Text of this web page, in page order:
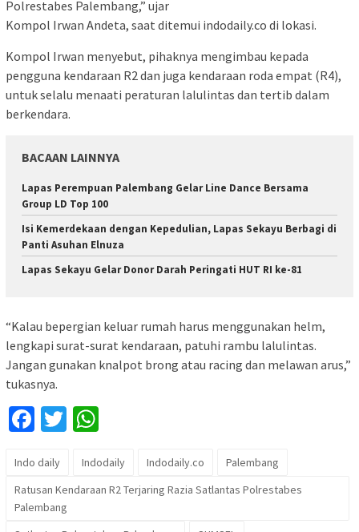
Polrestabes Palembang,” ujar
Kompol Irwan Andeta, saat ditemui indodaily.co di lokasi.
Kompol Irwan menyebut, pihaknya mengimbau kepada
pengguna kendaraan R2 dan juga kendaraan roda empat (R4),
untuk selalu menaati peraturan lalulintas dan tertib dalam
berkendara.
BACAAN LAINNYA
Lapas Perempuan Palembang Gelar Line Dance Bersama
Group LD Top 100
Isi Kemerdekaan dengan Kepedulian, Lapas Sekayu Berbagi di
Panti Asuhan Elnuza
Lapas Sekayu Gelar Donor Darah Peringati HUT RI ke-81
“Kalau bepergian keluar rumah harus menggunakan helm,
lengkapi surat-surat kendaraan, patuhi rambu lalulintas.
Jangan gunakan knalpot brong atau racing dan melawan arus,”
tukasnya.
Facebook
Twitter
Indo daily Indodaily Indodaily.co
Palembang
Ratusan Kendaraan R2 Terjaring Razia Satlantas Polrestabes
Palembang